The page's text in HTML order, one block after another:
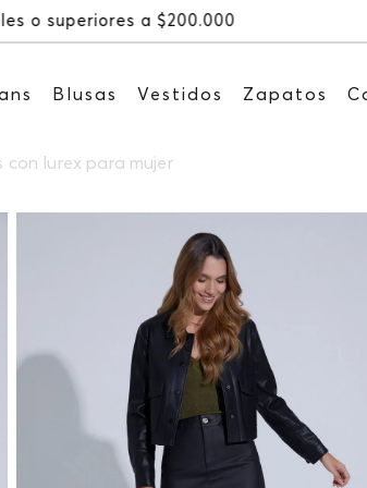
Recibe: 15%OFF suscribiéndote a
Blusas Vestidos Zapatos
con lurex para mujer